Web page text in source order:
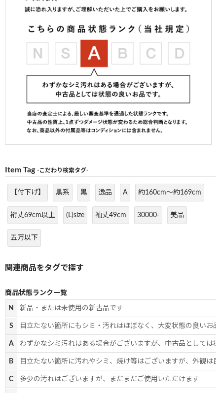
Item Tag -こだわり検索タグ-
【付下げ】 黒系 黒 逸品 A 約160cm～約169cm
裄丈69cm以上 (L)size 袖丈49cm 30000- 美品
五万以下
商品状態ランク一覧
N 新品・または未使用の新古品です
S 目立たない箇所にもシミ・汚れはほぼなく、大変状態の良いお
A わずかなシミ汚れはある場合がございますが、中古品としては
B 目立たない箇所に汚れやシミ、焼け等はございますが、外観は
C 多少の汚れはございますが、まだまだご使用いただけます